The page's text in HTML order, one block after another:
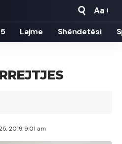
Font
Resizer
Aa
Lajme Shëndetësi
2019 9:01 am